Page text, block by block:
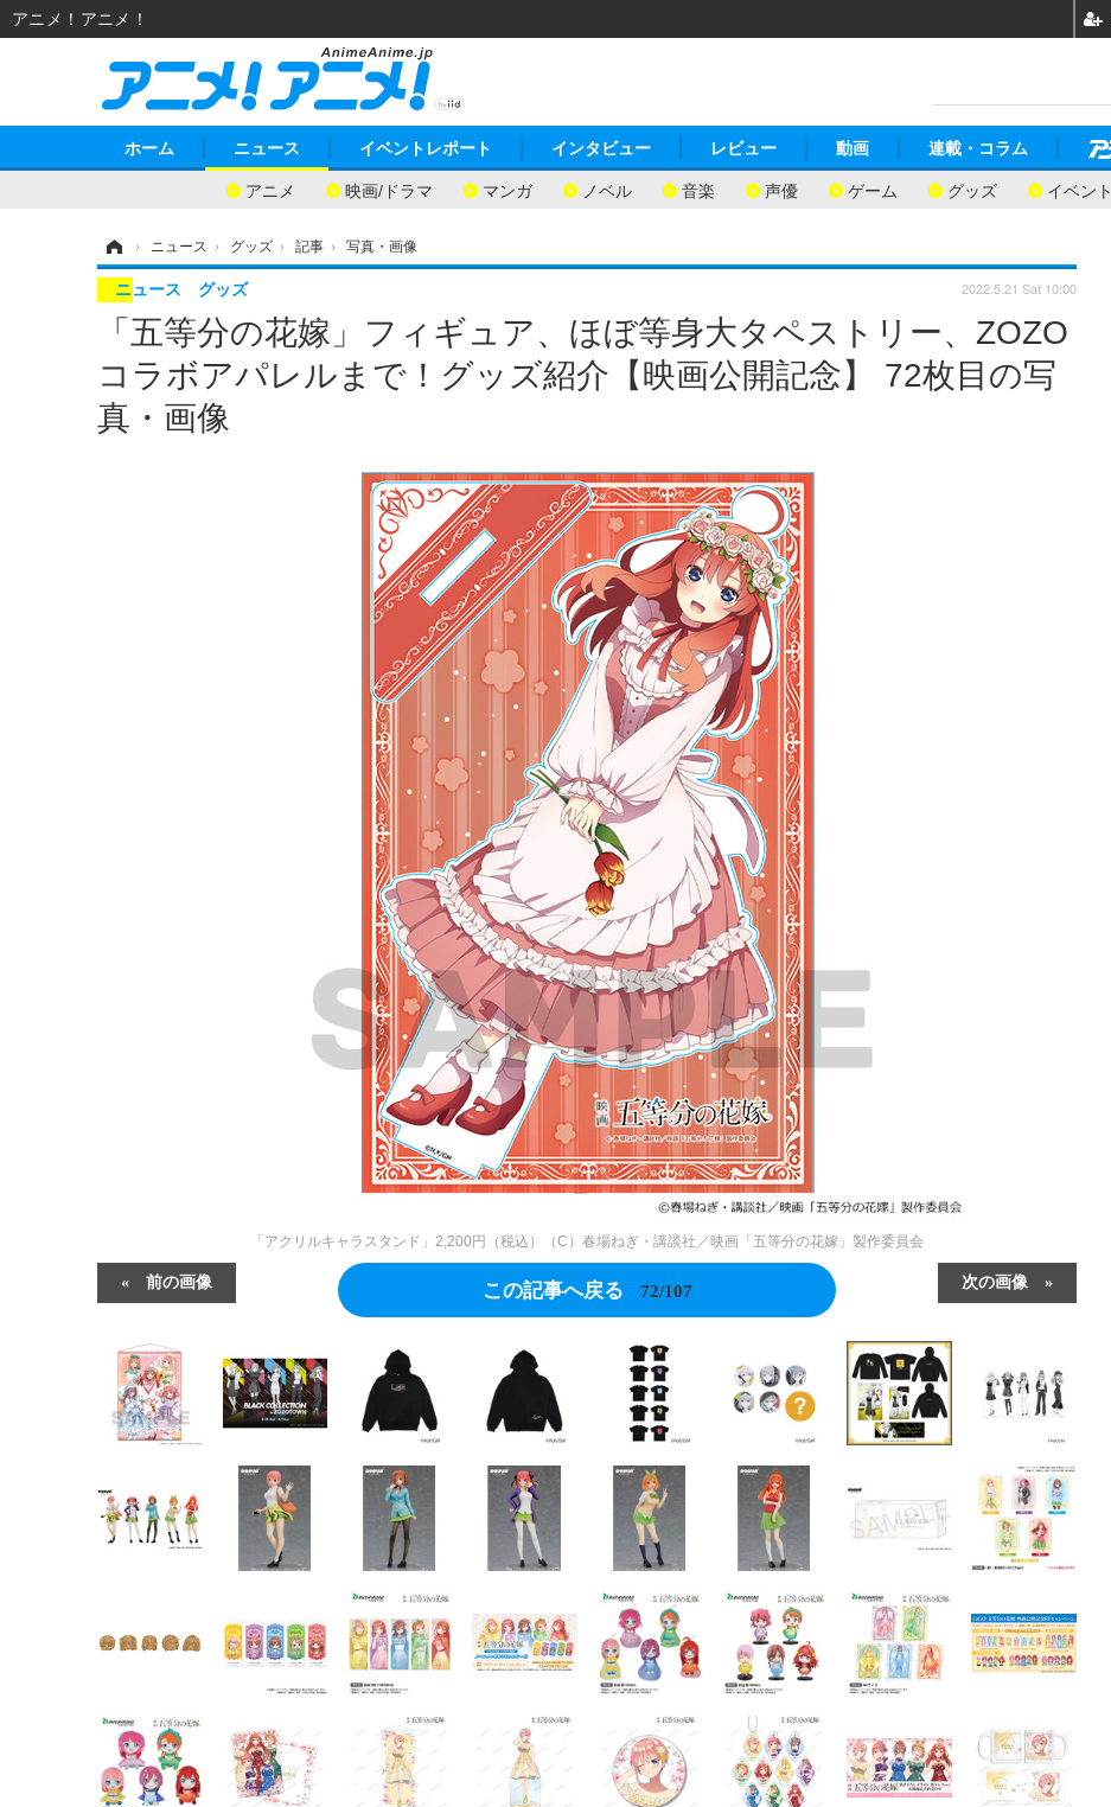
ホーム ニュース
アニメ 映画/ドラマ マンガ ノベル 音楽 声優 ゲーム グッズ イベント
イベントレポート インタビュー レビュー 動画 連載・コラム
› ニュース › グッズ › 記事 › 写真・画像
「五等分の花嫁」フィギュア、ほぼ等身大タペストリー、ZOZO
コラボアパレルまで！グッズ紹介【映画公開記念】 72枚目の写
真・画像
ニュース グッズ 2022.5.21 Sat 10:00
「アクリルキャラスタンド」2,200円（税込）（C）春場ねぎ・講談社／映画「五等分の花嫁」製作委員会
前の画像 次の画像
この記事へ戻る 72/107
アニメ！アニメ！